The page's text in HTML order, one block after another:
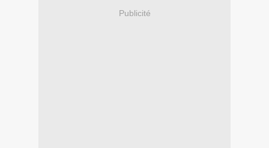
Publicité